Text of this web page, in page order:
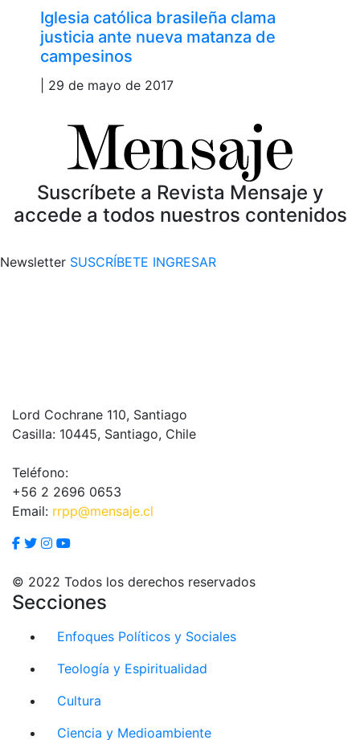
Iglesia católica brasileña clama
justicia ante nueva matanza de
campesinos
| 29 de mayo de 2017
Suscríbete a Revista Mensaje y
accede a todos nuestros contenidos
Newsletter SUSCRÍBETE INGRESAR
Lord Cochrane 110, Santiago
Casilla: 10445, Santiago, Chile
Teléfono:
+56 2 2696 0653
Email: rrpp@mensaje.cl
© 2022 Todos los derechos reservados
Secciones
Enfoques Políticos y Sociales
Teología y Espiritualidad
Cultura
Ciencia y Medioambiente